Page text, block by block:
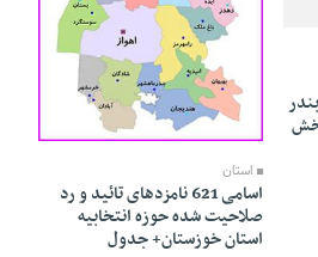
02 Bahman 1394 - 02:51
استان
اسامی 621 نامزدهای تائید و رد
صلاحیت شده حوزه انتخابیه
استان خوزستان+ جدول